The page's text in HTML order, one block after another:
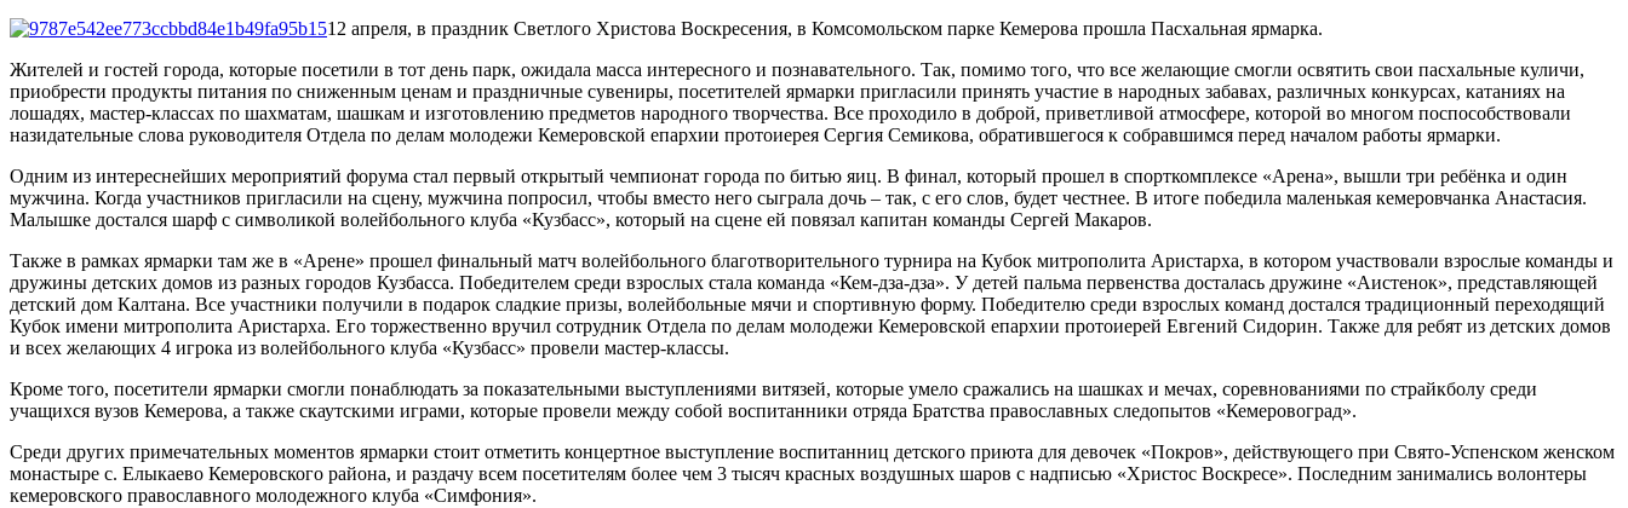
12 апреля, в праздник Светлого Христова Воскресения, в Комсомольском парке Кемерова прошла Пасхальная ярмарка.
Жителей и гостей города, которые посетили в тот день парк, ожидала масса интересного и познавательного. Так, помимо того, что все желающие смогли освятить свои пасхальные куличи,
приобрести продукты питания по сниженным ценам и праздничные сувениры, посетителей ярмарки пригласили принять участие в народных забавах, различных конкурсах, катаниях на
лошадях, мастер-классах по шахматам, шашкам и изготовлению предметов народного творчества. Все проходило в доброй, приветливой атмосфере, которой во многом поспособствовали
назидательные слова руководителя Отдела по делам молодежи Кемеровской епархии протоиерея Сергия Семикова, обратившегося к собравшимся перед началом работы ярмарки.
Одним из интереснейших мероприятий форума стал первый открытый чемпионат города по битью яиц. В финал, который прошел в спорткомплексе «Арена», вышли три ребёнка и один
мужчина. Когда участников пригласили на сцену, мужчина попросил, чтобы вместо него сыграла дочь – так, с его слов, будет честнее. В итоге победила маленькая кемеровчанка Анастасия.
Малышке достался шарф с символикой волейбольного клуба «Кузбасс», который на сцене ей повязал капитан команды Сергей Макаров.
Также в рамках ярмарки там же в «Арене» прошел финальный матч волейбольного благотворительного турнира на Кубок митрополита Аристарха, в котором участвовали взрослые команды и
дружины детских домов из разных городов Кузбасса. Победителем среди взрослых стала команда «Кем-дза-дза». У детей пальма первенства досталась дружине «Аистенок», представляющей
детский дом Калтана. Все участники получили в подарок сладкие призы, волейбольные мячи и спортивную форму. Победителю среди взрослых команд достался традиционный переходящий
Кубок имени митрополита Аристарха. Его торжественно вручил сотрудник Отдела по делам молодежи Кемеровской епархии протоиерей Евгений Сидорин. Также для ребят из детских домов
и всех желающих 4 игрока из волейбольного клуба «Кузбасс» провели мастер-классы.
Кроме того, посетители ярмарки смогли понаблюдать за показательными выступлениями витязей, которые умело сражались на шашках и мечах, соревнованиями по страйкболу среди
учащихся вузов Кемерова, а также скаутскими играми, которые провели между собой воспитанники отряда Братства православных следопытов «Кемеровоград».
Среди других примечательных моментов ярмарки стоит отметить концертное выступление воспитанниц детского приюта для девочек «Покров», действующего при Свято-Успенском женском
монастыре с. Елыкаево Кемеровского района, и раздачу всем посетителям более чем 3 тысяч красных воздушных шаров с надписью «Христос Воскресе». Последним занимались волонтеры
кемеровского православного молодежного клуба «Симфония».